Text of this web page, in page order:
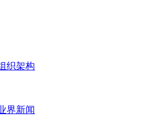
织架构
界新闻